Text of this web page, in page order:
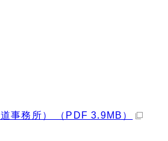
事務所） （PDF 3.9MB）